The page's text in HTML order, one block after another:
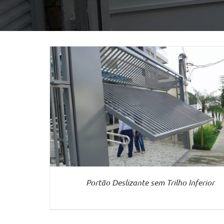
Portão Deslizante sem Trilho Inferior
VER MAIS